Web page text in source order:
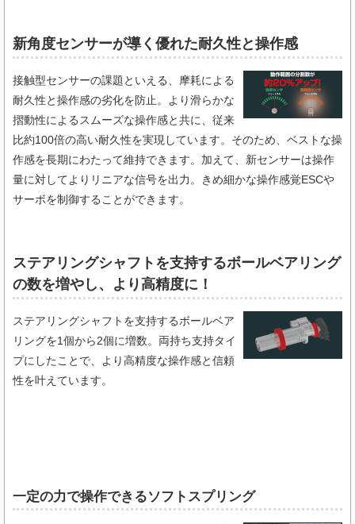
新角度センサーが導く優れた耐久性と操作感
接触型センサーの課題といえる、摩耗による
耐久性と操作感の劣化を防止。より滑らかな
摺動性によるスムーズな操作感と共に、従来
比約100倍の高い耐久性を実現しています。そのため、ベストな操
作感を長期にわたって維持できます。加えて、新センサーは操作
量に対してよりリニアな信号を出力。きめ細かな操作感覚ESCや
サーボを制御することができます。
ステアリングシャフトを支持するボールベアリング
の数を増やし、より高精度に！
ステアリングシャフトを支持するボールベア
リングを1個から2個に増数。両持ち支持タイ
プにしたことで、より高精度な操作感と信頼
性を叶えています。
一定の力で操作できるソフトスプリング​